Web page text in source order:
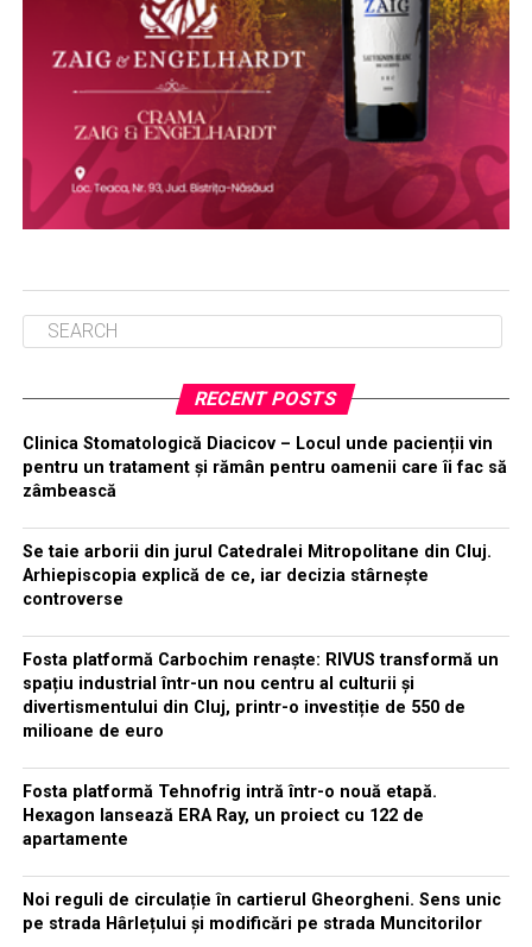
RECENT POSTS
Clinica Stomatologică Diacicov – Locul unde pacienții vin
pentru un tratament și rămân pentru oamenii care îi fac să
zâmbească
Se taie arborii din jurul Catedralei Mitropolitane din Cluj.
Arhiepiscopia explică de ce, iar decizia stârnește
controverse
Fosta platformă Carbochim renaște: RIVUS transformă un
spațiu industrial într-un nou centru al culturii și
divertismentului din Cluj, printr-o investiție de 550 de
milioane de euro
Fosta platformă Tehnofrig intră într-o nouă etapă.
Hexagon lansează ERA Ray, un proiect cu 122 de
apartamente
Noi reguli de circulație în cartierul Gheorgheni. Sens unic
pe strada Hârlețului și modificări pe strada Muncitorilor